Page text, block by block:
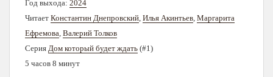
Год выхода: 2024
Читает Константин Днепровский, Илья Акинтьев, Маргарита
Ефремова, Валерий Толков
Серия Дом который будет ждать (#1)
5 часов 8 минут